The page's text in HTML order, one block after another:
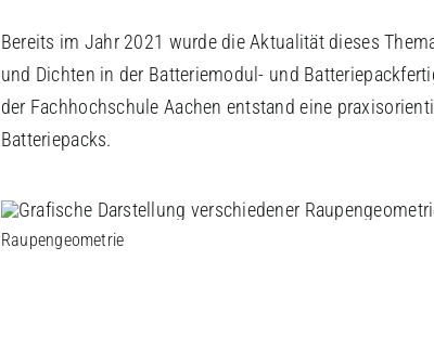
Bereits im Jahr 2021 wurde die Aktualität dieses
und Dichten in der Batteriemodul- und
der Fachhochschule Aachen entstand eine
Batteriepacks.
Raupengeometrie